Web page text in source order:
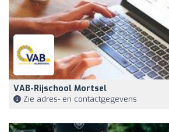
VAB-Rijschool Mortsel
Zie adres- en contactgegevens